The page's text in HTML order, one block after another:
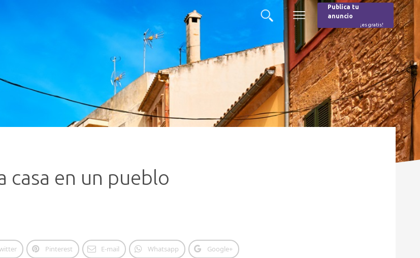
Buscar
Menú
Burger
Publica tu
anuncio
¡es gratis!
casa en un pueblo
Pinterest E-mail Whatsapp Google+